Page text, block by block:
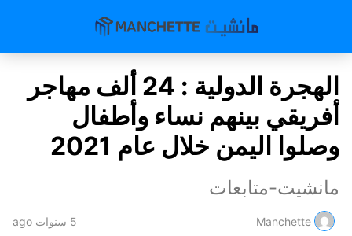
الهجرة الدولية : 24 ألف مهاجر
أفريقي بينهم نساء وأطفال
وصلوا اليمن خلال عام 2021
مانشيت-متابعات
Manchette 5 سنوات ago